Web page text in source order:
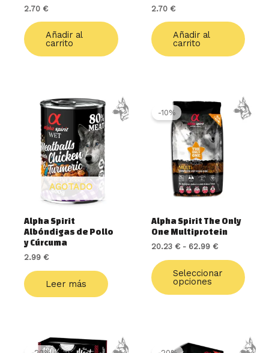
2.70 €
Añadir al
carrito
2.70 €
Añadir al
carrito
AGOTADO
Alpha Spirit
Albóndigas de Pollo
y Cúrcuma
2.99 €
Leer más
-10%
Alpha Spirit The Only
One Multiprotein
20.23 € - 62.99 €
Rango
de
precios:
desde
20.23 €
hasta
62.99 €
Seleccionar
opciones
Este
El
precio
El
precio
de
Este